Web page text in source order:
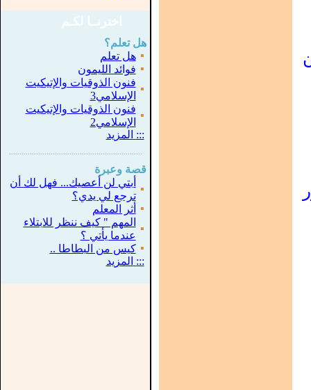
اخترنــا لكـم
هل تعلم؟
▪ هل تعلم
▪ فوائد الليمون
▪
فنون الذوقيات والإتيكيت
الإسلامي3
▪
فنون الذوقيات والإتيكيت
الإسلامي2
::: المزيد
قصة وعبرة
▪
أبتي لن أعصيك... فهل لك أن
ترجع لي يدي؟
▪ أثر المعلم
▪
المهم " كيف ننظر للابتلاء
عندما يأتي ؟
▪ كيس من البطاطا ..
::: المزيد